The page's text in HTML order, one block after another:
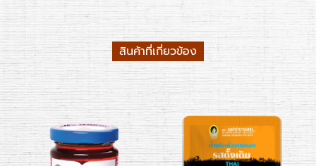
สินค้าที่เกี่ยวข้อง